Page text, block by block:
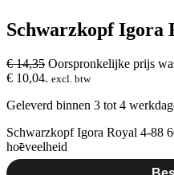
Schwarzkopf Igora
€14,35 Oorspronkelijke prijs
€ 10,04. excl. btw
Geleverd binnen 3 tot 4
-
Schwarzkopf Igora Royal 4-88
hoeveelheid